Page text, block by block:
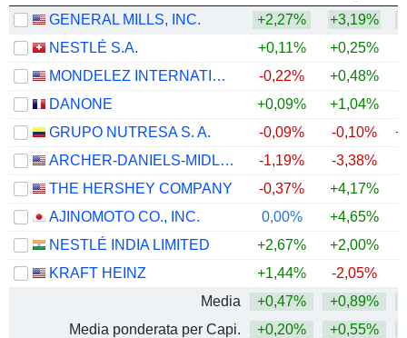
GENERAL MILLS, INC. +2,27% +3,19%
NESTLÉ S.A.
+0,11% +0,25%
MONDELEZ INTERNATIONAL, INC.
-0,22% +0,48%
DANONE
+0,09% +1,04%
GRUPO NUTRESA S. A.
-0,09% -0,10%
ARCHER-DANIELS-MIDLAND COMPANY
-1,19% -3,38%
THE HERSHEY COMPANY
-0,37% +4,17%
AJINOMOTO CO., INC.
0,00% +4,65%
NESTLÉ INDIA LIMITED
+2,67% +2,00%
KRAFT HEINZ
+1,44% -2,05%
Media
+0,47% +0,89%
Media ponderata per Capi.
+0,20% +0,55%